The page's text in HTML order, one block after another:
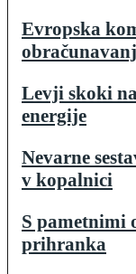
Evropska
Levji skoki
energije
Nevarne
v kopalnici
S pametnimi
prihranka